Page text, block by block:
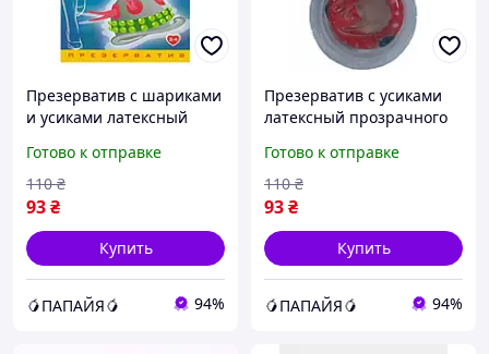
Презерватив с шариками
и усиками латексный
lux Luxe еxclusive Пламя
невинности 1 штука
Nomax
Готово к отправке
93₴
110 ₴
Купить
🥭ПАПАЙЯ🥭 94%
Презерватив с усиками
латексный прозрачного
любви 1 штука ErMax
Готово к отправке
93₴
110 ₴
Купить
🥭ПАПАЙЯ🥭 94%